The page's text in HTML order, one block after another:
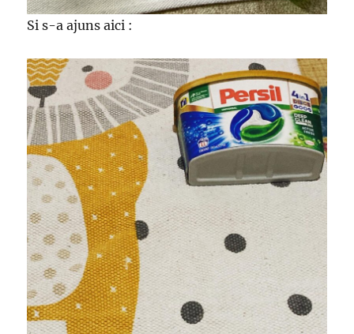
Si s-a ajuns aici :